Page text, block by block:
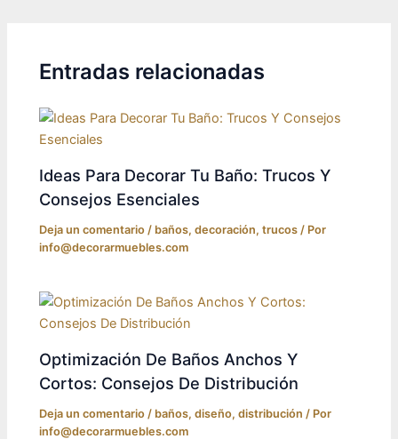
Entradas relacionadas
Ideas Para Decorar Tu Baño: Trucos Y
Consejos Esenciales
Deja un comentario / baños,decoración,trucos / Por
info@decorarmuebles.com
Optimización De Baños Anchos Y
Cortos: Consejos De Distribución
Deja un comentario / baños,diseño,distribución / Por
info@decorarmuebles.com